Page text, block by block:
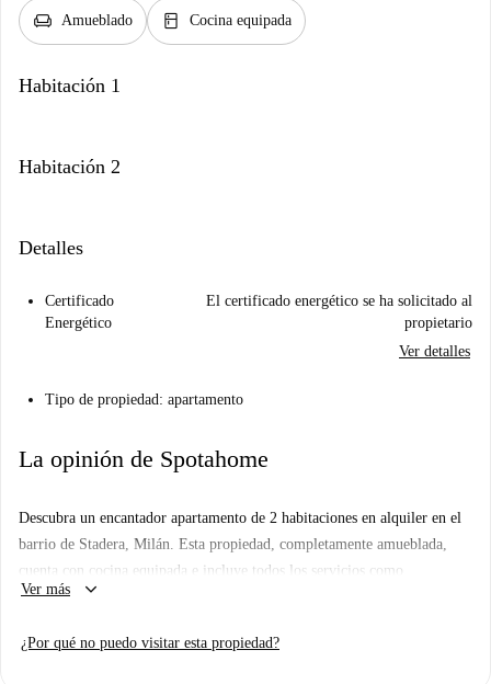
chair Amueblado kitchen Cocina equipada
Habitación 1
Habitación 2
Detalles
Certificado
Energético
El certificado energético se ha solicitado al
propietario
Ver detalles
Tipo de propiedad: apartamento
La opinión de Spotahome
Descubra un encantador apartamento de 2 habitaciones en alquiler en el
barrio de Stadera, Milán. Esta propiedad, completamente amueblada,
cuenta con cocina equipada e incluye todos los servicios como
electricidad, gas, agua y wifi. Spotahome ha validado a todos los
Ver más keyboard_arrow_down
¿Por qué no puedo visitar esta propiedad?